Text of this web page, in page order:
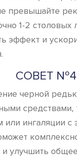
превышайте
1-2 столовых
эффект и
СОВЕТ №4
черной
средствами,
или ингаляции
улучшить общее